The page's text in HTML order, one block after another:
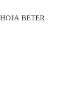
BETER